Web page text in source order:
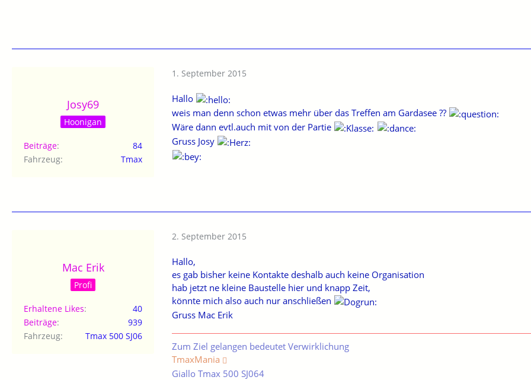
Josy69
Hoonigan
Beiträge
84
Fahrzeug
Tmax
1. September 2015
Hallo
weis man denn schon etwas mehr über das Treffen am Gardasee ??
Wäre dann evtl.auch mit von der Partie
Gruss Josy
Mac Erik
Profi
Erhaltene Likes
40
Beiträge
939
Fahrzeug
Tmax 500 SJ06
2. September 2015
Hallo,
es gab bisher keine Kontakte deshalb auch keine Organisation
hab jetzt ne kleine Baustelle hier und knapp Zeit,
könnte mich also auch nur anschließen
Gruss Mac Erik
Zum Ziel gelangen bedeutet Verwirklichung
TmaxMania
Giallo Tmax 500 SJ064